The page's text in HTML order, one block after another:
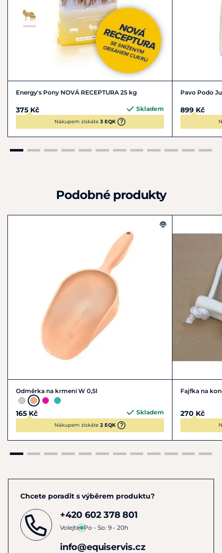
Energy's Pony NOVÁ RECEPTURA 25 kg
375 Kč Skladem
Nákupem získáte 3 EQK
Pavo Podo
899 Kč
Podobné produkty
Odměrka na krmení W 0,5l
165 Kč Skladem
Nákupem získáte 2 EQK
Fajfka na
270 Kč
Chcete poradit s výběrem produktu?
+420 602 378 801
Volejte Po - So: 9 - 20h
info@equiservis.cz